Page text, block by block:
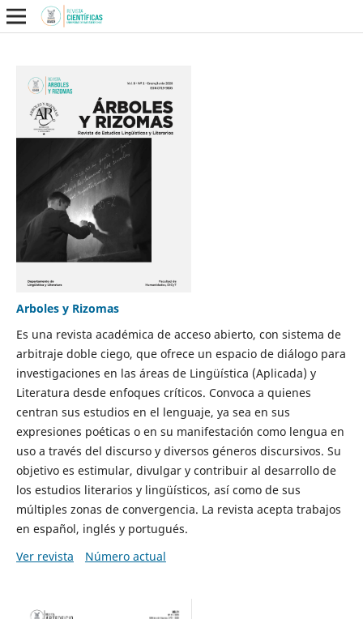
Arboles y Rizomas
Es una revista académica de acceso abierto, con sistema de
arbitraje doble ciego, que ofrece un espacio de diálogo para
investigaciones en las áreas de Lingüística (Aplicada) y
Literatura desde enfoques críticos. Convoca a quienes
centran sus estudios en el lenguaje, ya sea en sus
expresiones poéticas o en su manifestación como lengua en
uso a través del discurso y diversos géneros discursivos. Su
objetivo es estimular, divulgar y contribuir al desarrollo de
los estudios literarios y lingüísticos, así como de sus
múltiples zonas de convergencia. La revista acepta trabajos
en español, inglés y portugués.
Ver revista
Número actual